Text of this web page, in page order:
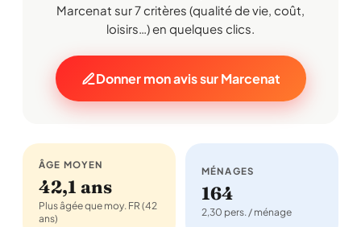
Marcenat sur 7 critères (qualité de vie, coût,
loisirs…) en quelques clics.
Donner mon avis sur Marcenat
ÂGE MOYEN
42,1 ans
Plus âgée que moy. FR (42
ans)
MÉNAGES
164
2,30 pers. / ménage